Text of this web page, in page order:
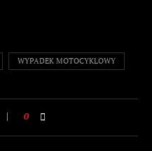
WYPADEK MOTOCYKLOWY
0